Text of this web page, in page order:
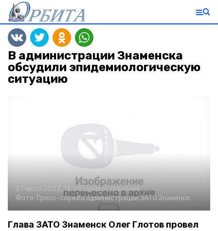
В администрации Знаменска
обсудили эпидемиологическую
ситуацию
27 июля 2022, 15:54Здравоохранение
Фото: Пресс-служба администрации ЗАТО Знаменск
Глава ЗАТО Знаменск Олег Глотов провел